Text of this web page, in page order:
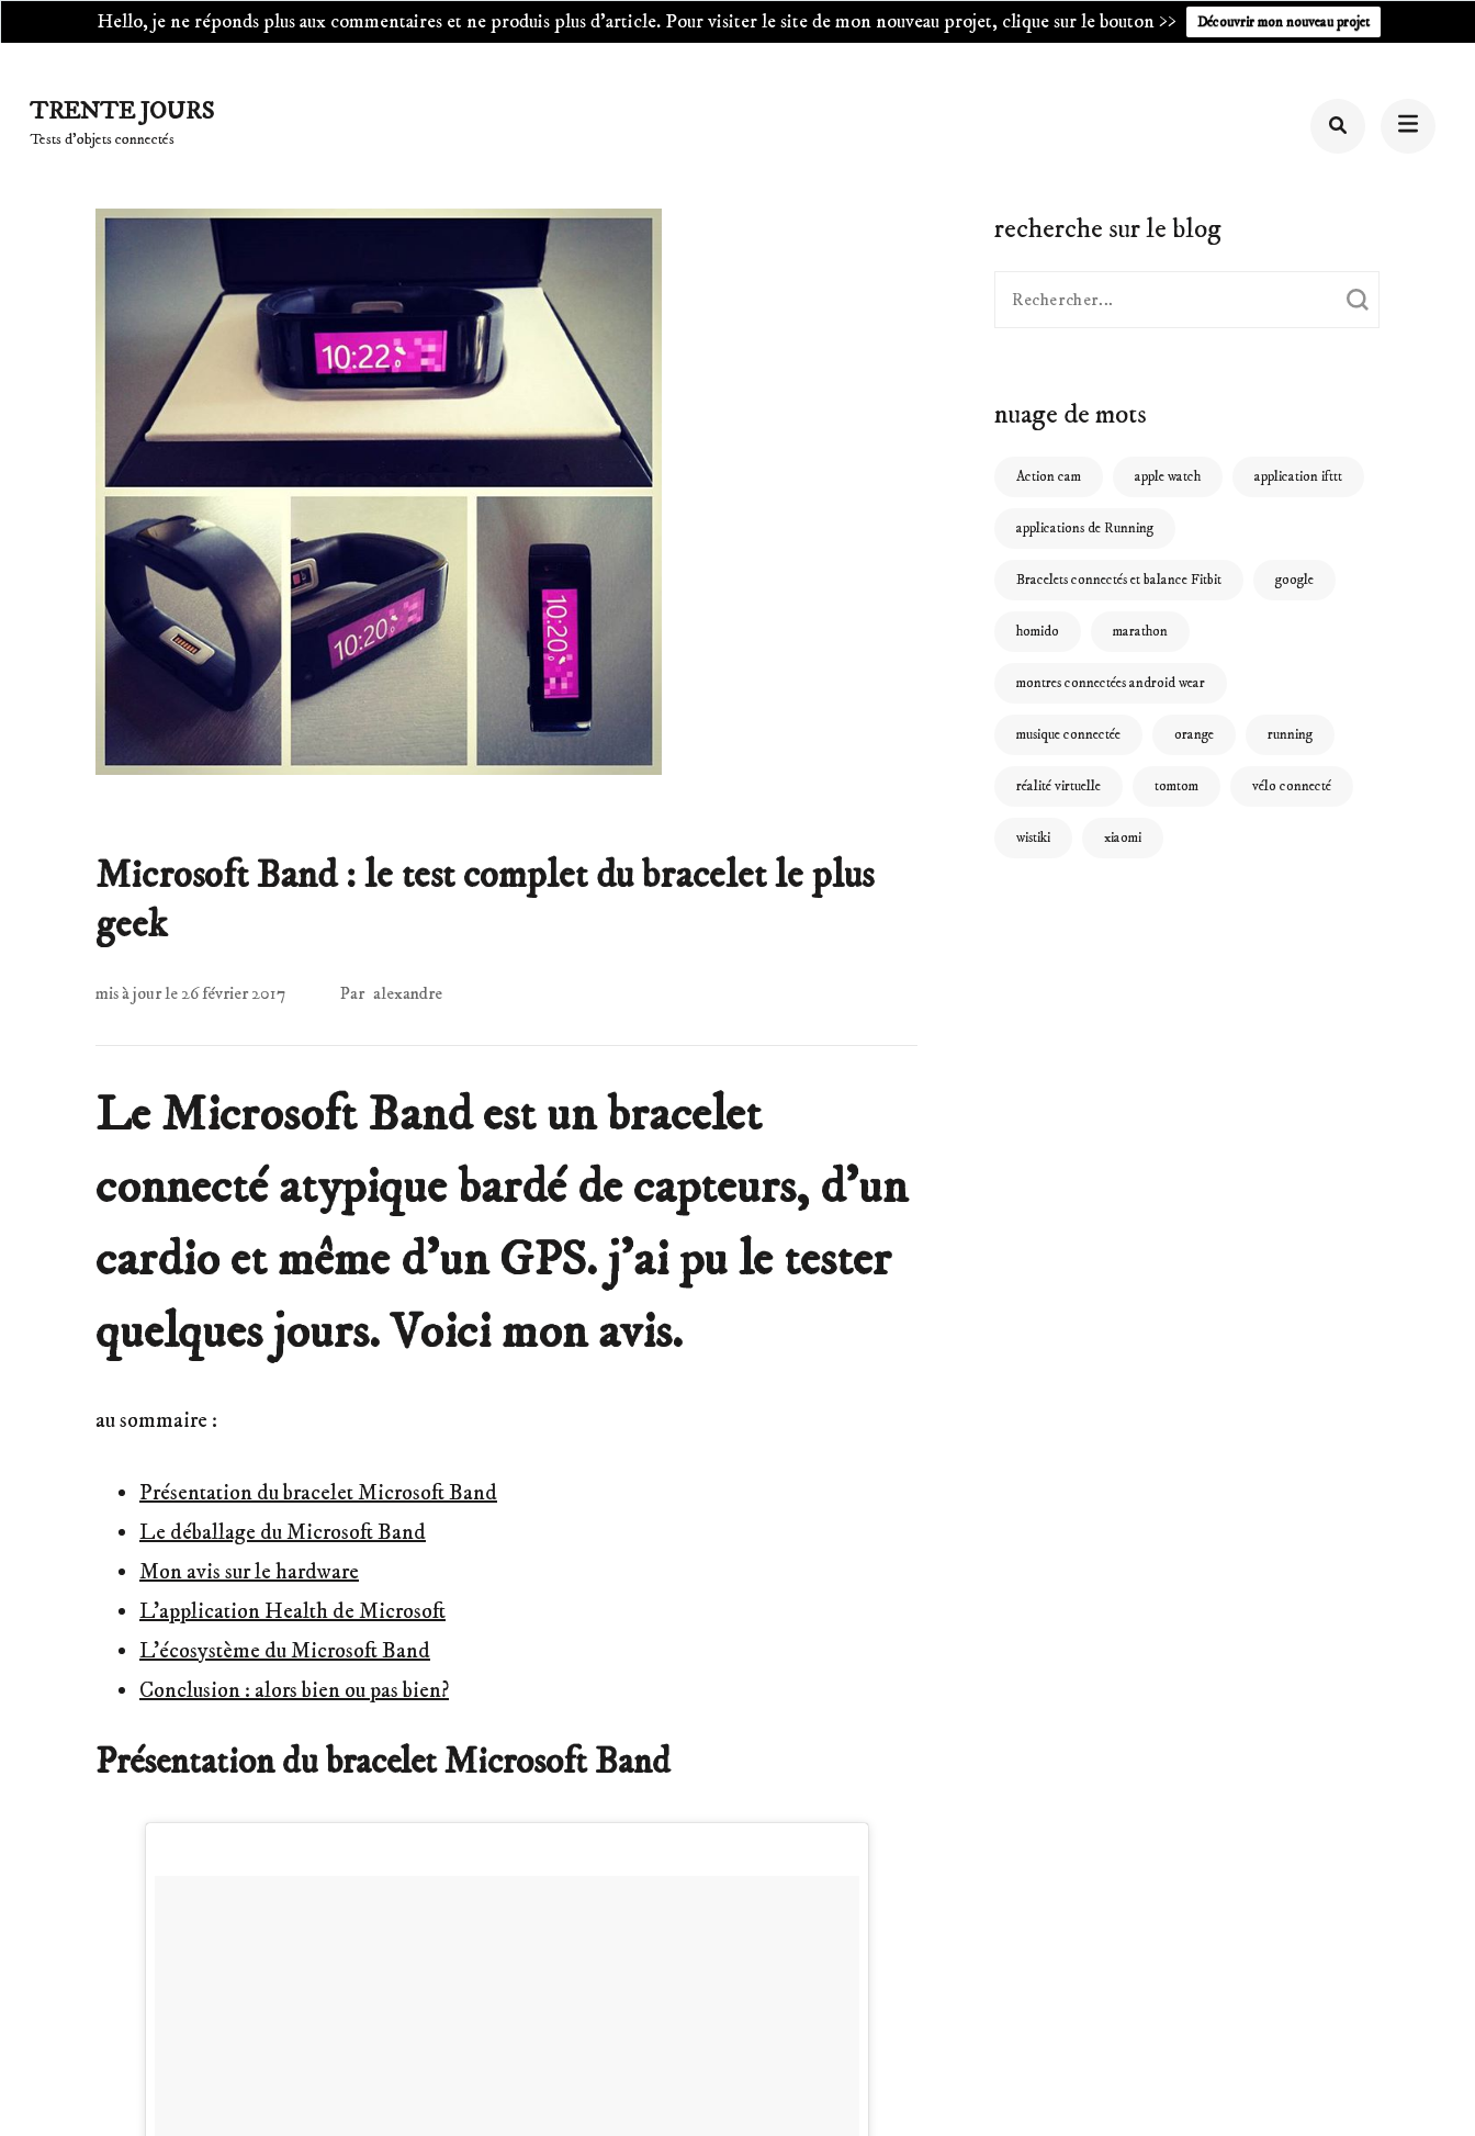
Hello, je ne réponds plus aux commentaires et ne produis plus d'article. Pour visiter le site de mon nouveau projet, clique sur le bouton >> Découvrir mon nouveau projet
contenu
TRENTE JOURS
Tests d'objets connectés
Microsoft Band : le test complet du bracelet le plus
geek
mis à jour le 26 février 2017 Par alexandre
Le Microsoft Band est un bracelet
connecté atypique bardé de capteurs, d’un
cardio et même d’un GPS. j’ai pu le tester
quelques jours. Voici mon avis.
au sommaire :
Présentation du bracelet Microsoft Band
Le déballage du Microsoft Band
Mon avis sur le hardware
L’application Health de Microsoft
L’écosystème du Microsoft Band
Conclusion : alors bien ou pas bien?
Présentation du bracelet Microsoft Band
recherche sur le blog
Recherche
nuage de mots
Action cam apple watch application ifttt
applications de Running
Bracelets connectés et balance Fitbit google
homido marathon
montres connectées android wear
musique connectée orange running
réalité virtuelle tomtom vélo connecté
wistiki xiaomi